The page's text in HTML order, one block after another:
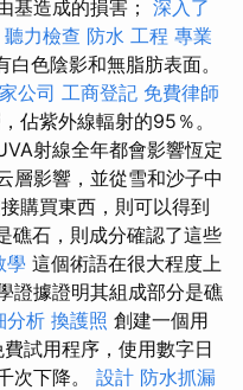
基造成的損害； 深入了
聽力檢查 防水 工程 專業
白色陰影和無脂肪表面。
公司 工商登記 免費律師
佔紫外線輻射的95％。
射線全年都會影響恆定
層影響，並從雪和沙子中
購買東西，則可以得到
礁石，則成分確認了這些
學 這個術語在很大程度上
證據證明其組成部分是礁
分析 換護照 創建一個用
試用程序，使用數字日
次下降。 設計 防水抓漏